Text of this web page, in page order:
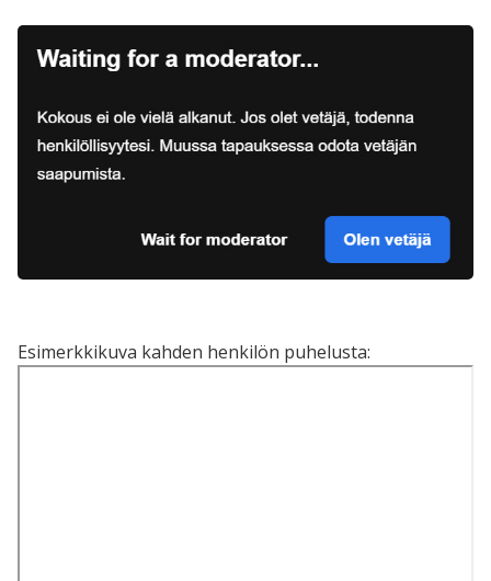
Esimerkkikuva kahden henkilön puhelusta: